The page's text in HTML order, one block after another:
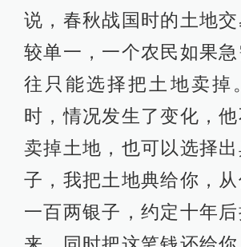
说，春秋战国时的土地
较单一，一个农民如果
往只能选择把土地卖掉
时，情况发生了变化，
卖掉土地，也可以选择出
子，我把土地典给你，
一百两银子，约定十年